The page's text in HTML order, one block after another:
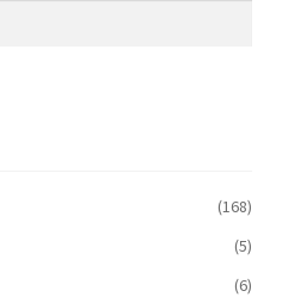
(168)
(5)
(6)